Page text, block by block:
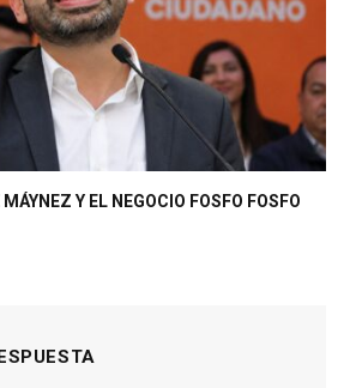
Y EL NEGOCIO FOSFO FOSFO